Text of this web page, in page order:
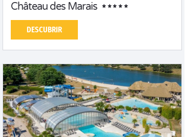
Château des Marais
DESCUBRIR